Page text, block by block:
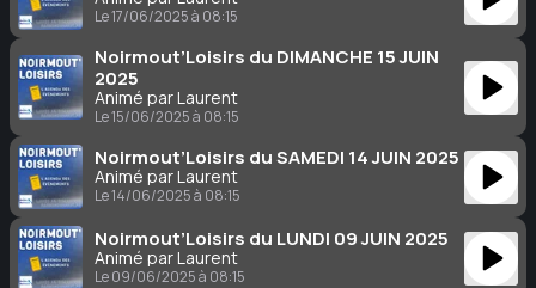
Le 17/06/2025 à 08:15
Noirmout’Loisirs du DIMANCHE 15 JUIN
2025
Animé par Laurent
Le 15/06/2025 à 08:15
Noirmout’Loisirs du SAMEDI 14 JUIN 2025
Animé par Laurent
Le 14/06/2025 à 08:15
Noirmout’Loisirs du LUNDI 09 JUIN 2025
Animé par Laurent
Le 09/06/2025 à 08:15